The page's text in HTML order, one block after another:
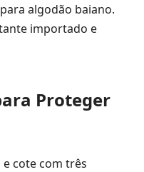
algodão baiano.
importado e
Proteger
cote com três